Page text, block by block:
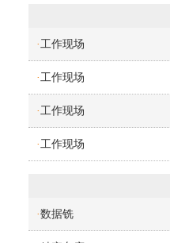
· 工作现场
· 工作现场
· 工作现场
· 工作现场
·数据铣